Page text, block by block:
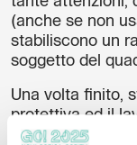
(anche se non
stabiliscono un
soggetto del
Una volta finito,
protettiva ed il
consegnato...